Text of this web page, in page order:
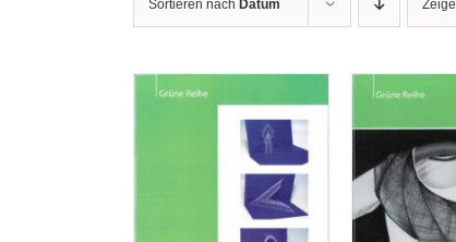
Sortieren nach Datum Zeige